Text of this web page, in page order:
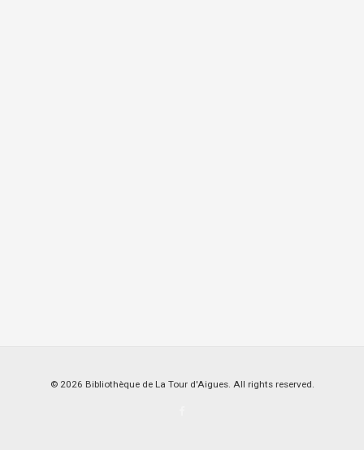
© 2026 Bibliothèque de La Tour d'Aigues. All rights reserved.